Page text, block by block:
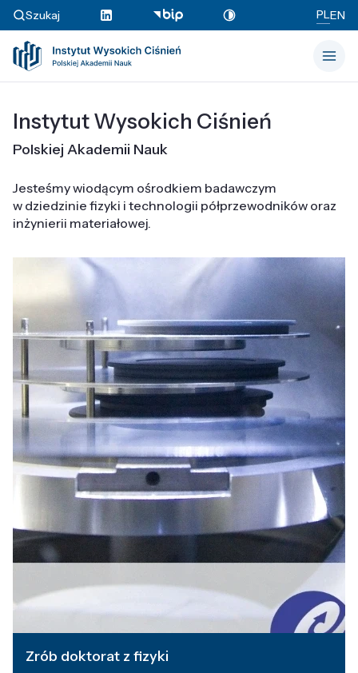
Szukaj PLEN
Instytut Wysokich Ciśnień
Polskiej Akademii Nauk
Jesteśmy wiodącym ośrodkiem badawczym
w dziedzinie fizyki i technologii półprzewodników oraz
inżynierii materiałowej.
Zrób doktorat z fizyki